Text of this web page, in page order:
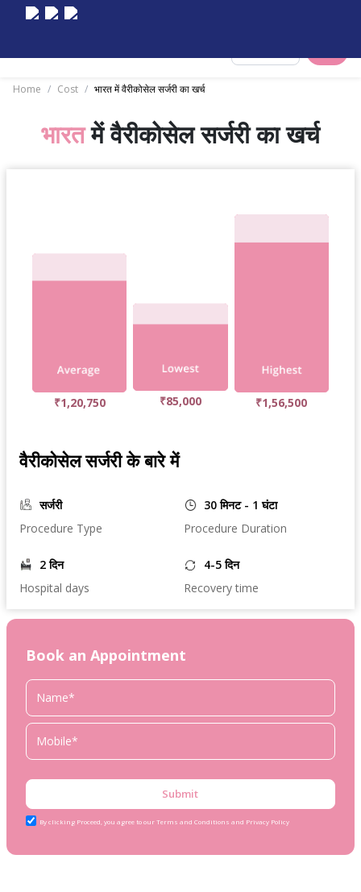
Home / Cost / भारत में वैरीकोसेल सर्जरी का खर्च
भारतमें वैरीकोसेल सर्जरी का खर्च
₹1,20,750 ₹85,000 ₹1,56,500
वैरीकोसेल सर्जरी के बारे में
सर्जरी
Procedure Type
30 मिनट - 1 घंटा
Procedure Duration
2 दिन
Hospital days
4-5 दिन
Recovery time
Book an Appointment
Submit
By clicking Proceed, you agree to our Terms and Conditions and Privacy Policy